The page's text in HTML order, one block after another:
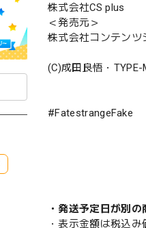
株式会社CS plus
＜発売元＞
株式会社コンテンツ
(C)成田良悟・TYPE-
#FatestrangeFake
・発送予定日が別
・表示金額は税込み